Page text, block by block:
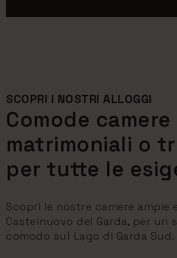
SCOPRI I NOSTRI ALLOGGI
Comode
matrimoniali o
per tutte le
Scopri le nostre camere ampie
Castelnuovo del Garda, per un
comodo sul Lago di Garda Sud.